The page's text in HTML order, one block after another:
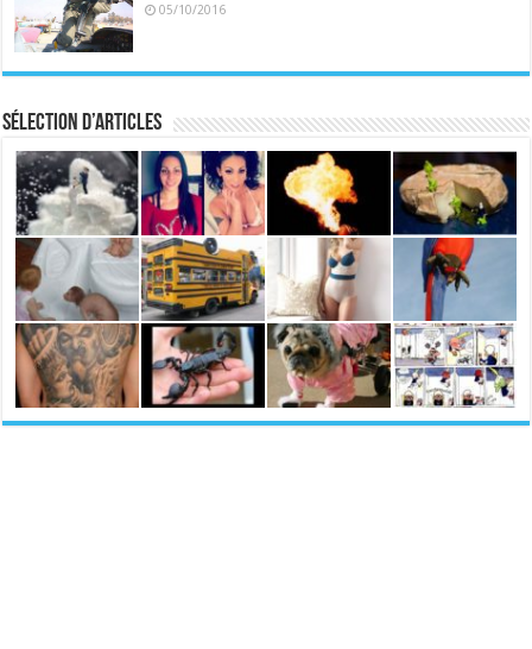
05/10/2016
Sélection d’articles